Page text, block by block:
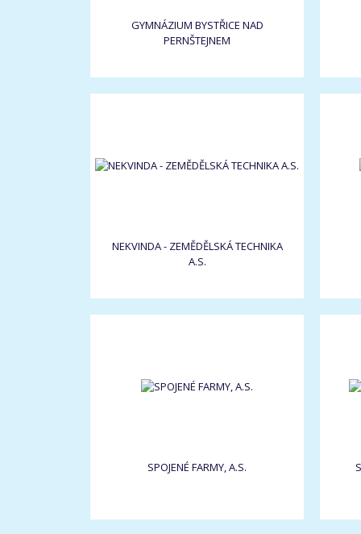
GYMNÁZIUM BYSTŘICE NAD
PERNŠTEJNEM
NEKVINDA - ZEMĚDĚLSKÁ TECHNIKA
A.S.
SPOJENÉ FARMY, A.S.